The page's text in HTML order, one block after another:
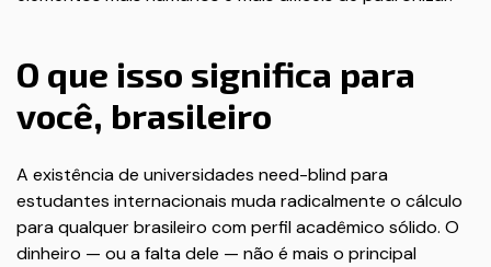
O que isso significa para
você, brasileiro
A existência de universidades need-blind para
estudantes internacionais muda radicalmente o cálculo
para qualquer brasileiro com perfil acadêmico sólido. O
dinheiro — ou a falta dele — não é mais o principal